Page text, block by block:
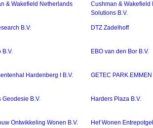
& Wakefield Netherlands
Cushman & Wakefield
Solutions B.V.
B.V. DTZ Zadelhoff
B.V. EBO van den Bor B.V.
Hardenberg I B.V. GETEC PARK.EMMEN
Geodesie B.V. Harders Plaza B.V.
Ontwikkeling Wonen B.V. Hef Wonen